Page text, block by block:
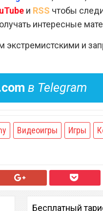
и RSS чтобы
интересные
экстремистскими и
в Telegram
Видеоигры Игры
Бесплатный